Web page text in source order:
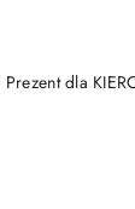
dla